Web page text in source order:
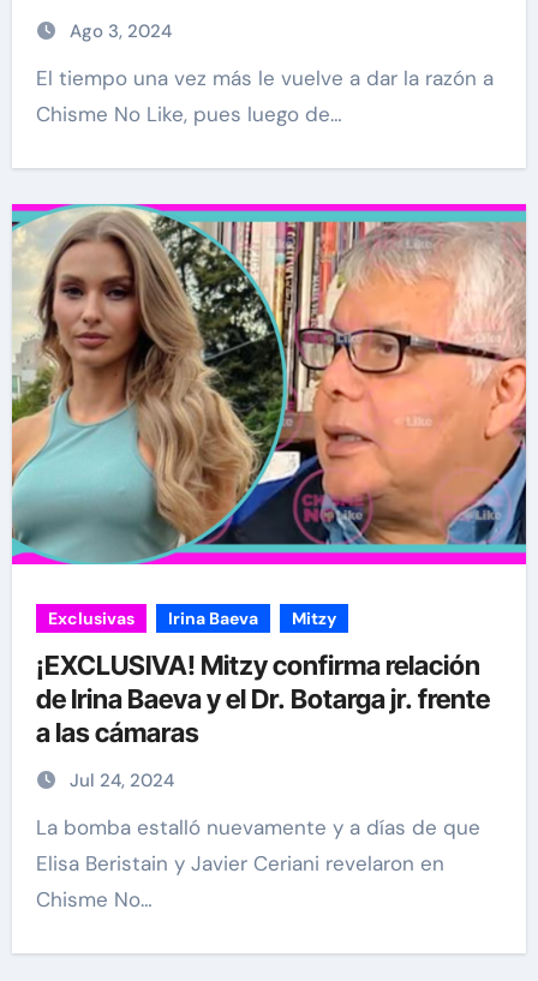
juntos de nuevo tras el escándalo!
Ago 3, 2024
El tiempo una vez más le vuelve a dar la razón a
Chisme No Like, pues luego de…
Exclusivas Irina Baeva Mitzy
¡EXCLUSIVA! Mitzy confirma relación
de Irina Baeva y el Dr. Botarga jr. frente
a las cámaras
Jul 24, 2024
La bomba estalló nuevamente y a días de que
Elisa Beristain y Javier Ceriani revelaron en
Chisme No…